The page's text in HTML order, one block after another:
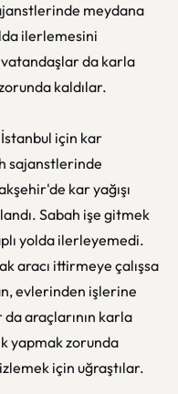
meydana
ilerlemesini
da karla
kaldılar.
için kar
sajanstlerinde
kar yağışı
Sabah işe gitmek
yolda ilerleyemedi.
aracı ittirmeye çalışsa
evlerinden işlerine
araçlarının karla
yapmak zorunda
için uğraştılar.